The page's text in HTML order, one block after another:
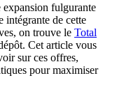
expansion fulgurante
intégrante de cette
on trouve le Total
Cet article vous
sur ces offres,
pour maximiser